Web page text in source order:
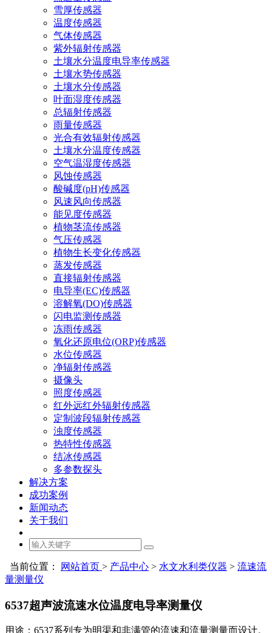
雪厚传感器
温度传感器
气体传感器
紫外辐射传感器
土壤水分温度电导率传感器
土壤水势传感器
土壤水分传感器
叶面湿度传感器
总辐射传感器
雨量传感器
光合有效辐射传感器
土壤水分温度传感器
空气温湿度传感器
风蚀传感器
酸碱度(pH)传感器
风速风向传感器
能见度传感器
植物茎流传感器
气压传感器
植物生长变化传感器
蒸发传感器
直接辐射传感器
电导率(EC)传感器
溶解氧(DO)传感器
闪电监测传感器
冻雨传感器
氧化还原电位(ORP)传感器
水位传感器
净辐射传感器
摄像头
照度传感器
红外远红外辐射传感器
定制波段辐射传感器
浊度传感器
热特性传感器
结冰传感器
多参数探头
解决方案
成功案例
新闻动态
关于我们
当前位置： 网站首页 > 产品中心 > 水文水利类仪器 > 流速流
量测量仪
6537超声波流速水位温度电导率测量仪
用途：6537系列专为明渠和非满管的流速和流量测量而设计。